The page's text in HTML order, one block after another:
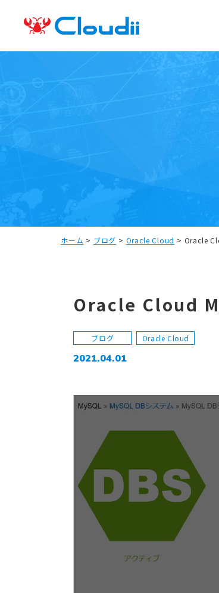
ホーム > ブログ > Oracle Cloud > Oracle
Oracle Cloud
ブログ Oracle Cloud
2021.04.01